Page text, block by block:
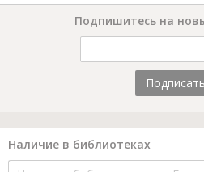
Подпишитесь на
Наличие в библиотеках